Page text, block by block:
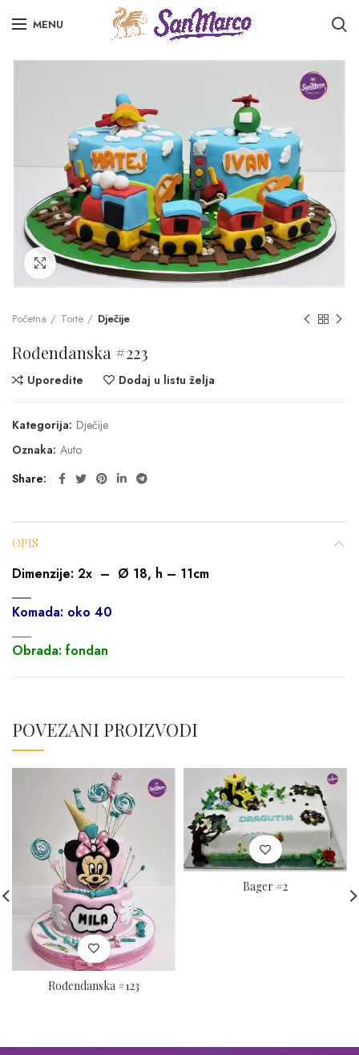
MENU
Click to enlarge
Početna Torte Dječije
Rođendanska #223
Uporedite Dodaj u listu želja
Kategorija: Dječije
Oznaka: Auto
Share
OPIS
Dimenzije: 2x – Ø 18, h – 11cm
Komada: oko 40
Obrada: fondan
POVEZANI PROIZVODI
Rođendanska #123
Bager #2